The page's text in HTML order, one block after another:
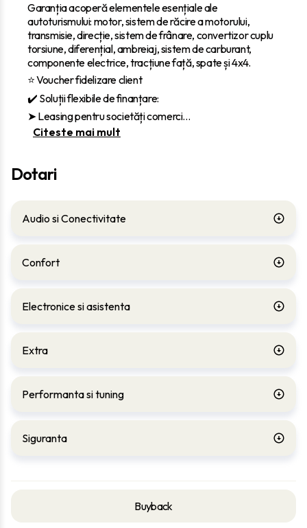
Buyback
Garanția acoperă elementele esențiale ale
autoturismului: motor, sistem de răcire a motorului,
transmisie, direcție, sistem de frânare, convertizor cuplu
torsiune, diferențial, ambreiaj, sistem de carburant,
componente electrice, tracțiune față, spate și 4x4.
⭐ Voucher fidelizare client
✔️ Soluții flexibile de finanțare:
‎➤ Leasing pentru societăți comerci...
Citeste mai mult
Dotari
Audio si Conectivitate
Confort
Electronice si asistenta
Extra
Performanta si tuning
Siguranta